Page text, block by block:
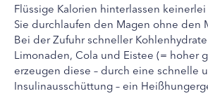
Flüssige Kalorien hinterlassen
Sie durchlaufen den Magen ohne den
Bei der Zufuhr schneller Kohlenhydrate
Limonaden, Cola und Eistee (= hoher
erzeugen diese – durch eine schnelle
Insulinausschüttung – ein